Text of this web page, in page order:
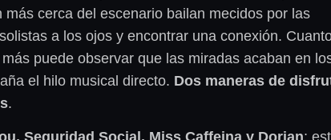
cerca del escenario bailan mecidos por las
a los ojos y encontrar una conexión.
puede observar que las miradas acaban en
el hilo musical directo. Dos maneras de
.